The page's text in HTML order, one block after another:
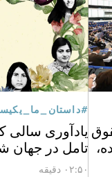
یادآوری سالی
تامل در جهان
۰۲:۵۰ دقیقه